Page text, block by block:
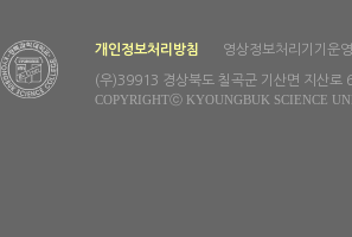
개인정보처리방침 영상정보처리기기운
(우)39913 경상북도 칠곡군 기산면 지산
COPYRIGHTⓒ KYOUNGBUK SCIENCE